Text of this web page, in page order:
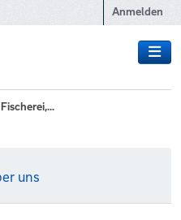
Anmelden
uns